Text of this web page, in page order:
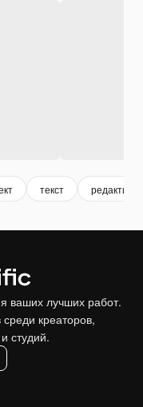
текст
ваших лучших работ.
креаторов,
студий.